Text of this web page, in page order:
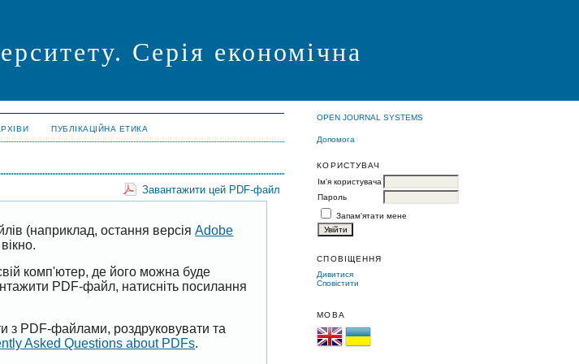
Серія економічна
OPEN JOURNAL SYSTEMS
Допомога
КОРИСТУВАЧ
Ім'я користувача
Пароль
Запам'ятати мене
СПОВІЩЕННЯ
Дивитися
Сповістити
МОВА
ПУБЛІКАЦІЙНА ЕТИКА
Завантажити цей PDF-файл
(наприклад, остання версіяAdobe
комп'ютер, де його можна буде
PDF-файл, натисніть посилання
з PDF-файлами, роздруковувати та
Asked Questions about PDFs.